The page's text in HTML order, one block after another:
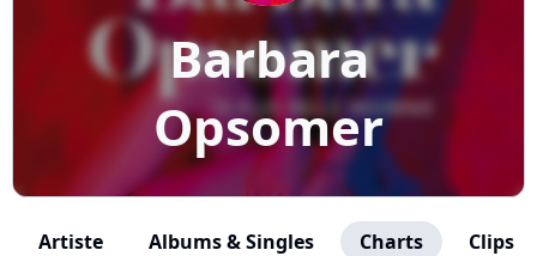
Barbara
Opsomer
Artiste Albums & Singles Charts Clips